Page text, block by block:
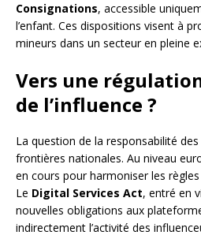
Consignations, accessible
l’enfant. Ces dispositions visent à
mineurs dans un secteur en pleine
Vers une
de l’influence ?
La question de la responsabilité
frontières nationales. Au niveau
en cours pour harmoniser les
Le Digital Services Act, entré en
nouvelles obligations aux
indirectement l’activité des